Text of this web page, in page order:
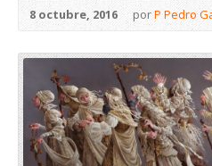
8 octubre, 2016 porP Pedro